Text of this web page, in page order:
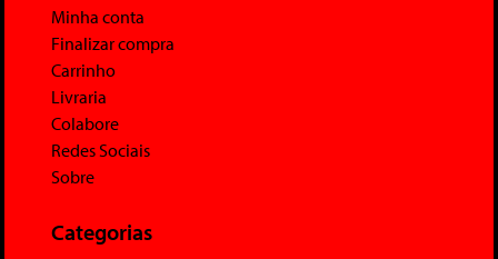
Minha conta
Finalizar compra
Carrinho
Livraria
Colabore
Redes Sociais
Sobre
Categorias